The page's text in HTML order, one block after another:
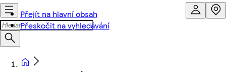
Přejít na hlavní obsah
Přeskočit na vyhledávání